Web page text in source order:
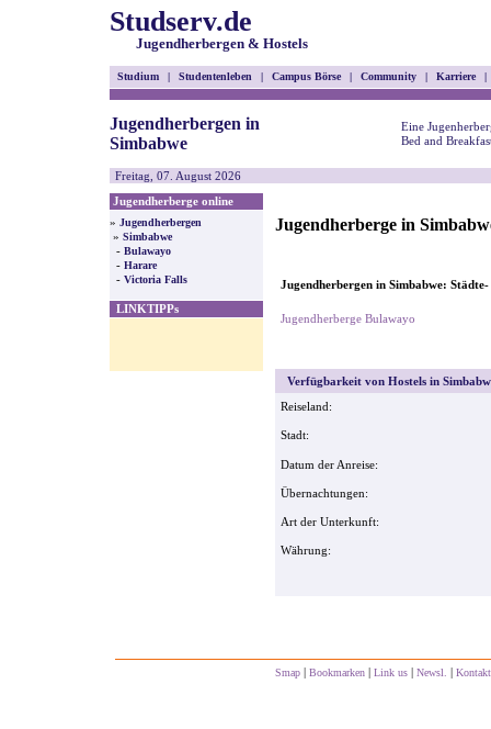
Studserv.de
Jugendherbergen & Hostels
Studium | Studentenleben | Campus Börse | Community | Karriere |
Jugendherbergen in
Simbabwe
Eine
Bed and
Freitag, 07. August 2026
Jugendherberge online
» Jugendherbergen
» Simbabwe
- Bulawayo
- Harare
- Victoria Falls
LINKTIPPs
Jugendherberge in
Jugendherbergen in Simbabwe:
Jugendherberge Bulawayo
Verfügbarkeit von Hostels in
Reiseland:
Stadt:
Datum der Anreise:
Übernachtungen:
Art der Unterkunft:
Währung:
Smap | Bookmarken | Link us | Newsl. | Kontakt